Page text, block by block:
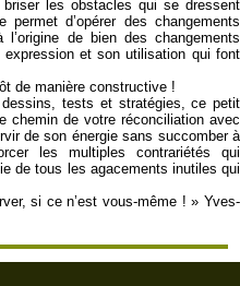
les obstacles qui se dressent
d’opérer des changements
de bien des changements
et son utilisation qui font
de manière constructive !
tests et stratégies, ce petit
chemin de votre réconciliation avec
de son énergie sans succomber à
les multiples contrariétés qui
de tous les agacements inutiles qui
si ce n’est vous-même ! » Yves-